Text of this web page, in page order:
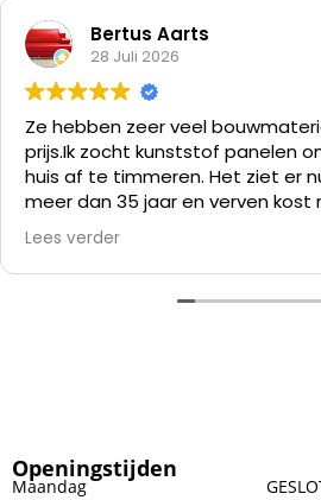
Bertus Aarts
28 Juli 2026
Ze hebben zeer veel
prijs.Ik zocht kunststof panelen
huis af te timmeren. Het ziet er
meer dan 35 jaar en verven
alles er af slopen en die
zetten.
Lees verder
Openingstijden
Maandag